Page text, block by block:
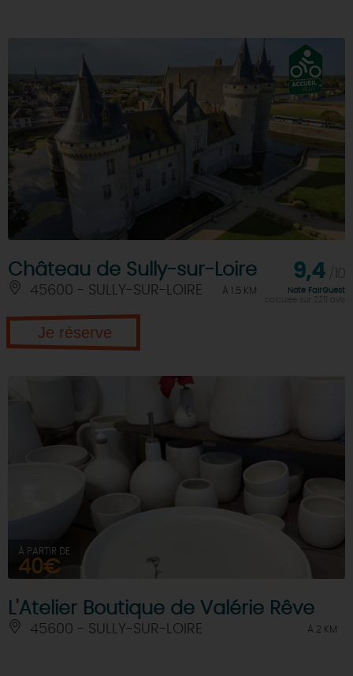
Château de Sully-sur-Loire
45600 - SULLY-SUR-LOIRE À 1.5 KM
9,4
Note FairGuest
calculée sur 2211 avis
Je réserve
À PARTIR DE
40€
L'Atelier Boutique de Valérie Rêve
45600 - SULLY-SUR-LOIRE À 2 KM